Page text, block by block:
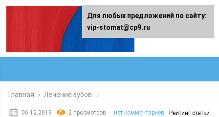
Главная › Лечение зубов
06.12.2019 2 просмотров нет комментариев Рейтинг статьи
Для любых предложений по сайту:
vip-stomat@cp9.ru